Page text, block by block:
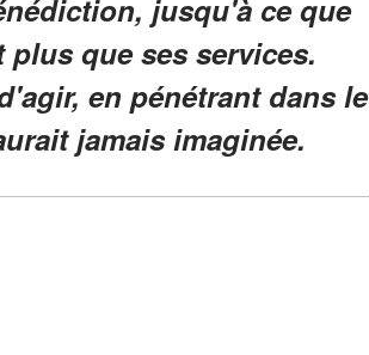
jusqu'à ce que
que ses services.
en pénétrant dans le
jamais imaginée.